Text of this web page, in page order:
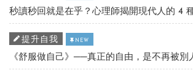
秒讀秒回就是在乎？心理師揭開現代人的 4
提升自我 NEW
《舒服做自己》──真正的自由，是不再被別